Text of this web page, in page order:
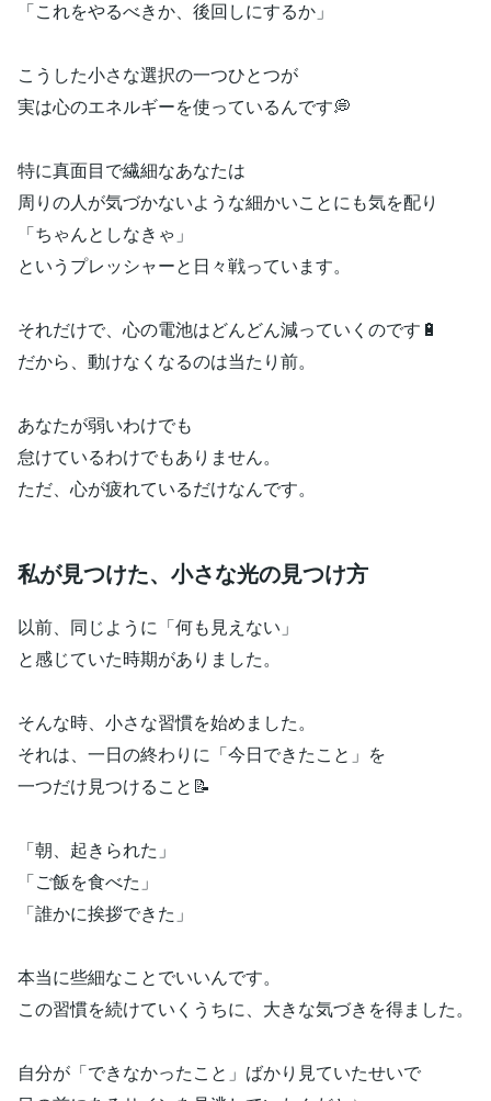
「これをやるべきか、後回しにするか」
こうした小さな選択の一つひとつが
実は心のエネルギーを使っているんです💭
特に真面目で繊細なあなたは
周りの人が気づかないような細かいことにも気を配り
「ちゃんとしなきゃ」
というプレッシャーと日々戦っています。
それだけで、心の電池はどんどん減っていくのです🔋
だから、動けなくなるのは当たり前。
あなたが弱いわけでも
怠けているわけでもありません。
ただ、心が疲れているだけなんです。
私が見つけた、小さな光の見つけ方
以前、同じように「何も見えない」
と感じていた時期がありました。
そんな時、小さな習慣を始めました。
それは、一日の終わりに「今日できたこと」を
一つだけ見つけること📝
「朝、起きられた」
「ご飯を食べた」
「誰かに挨拶できた」
本当に些細なことでいいんです。
この習慣を続けていくうちに、大きな気づきを得ました。
自分が「できなかったこと」ばかり見ていたせいで